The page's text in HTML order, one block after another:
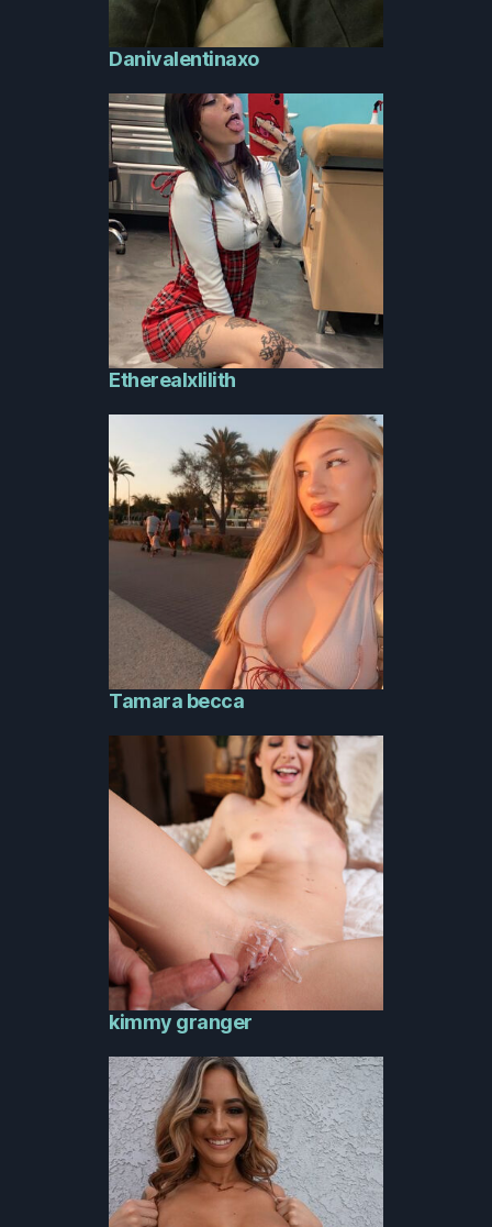
Danivalentinaxo
Etherealxlilith
Tamara becca
kimmy granger